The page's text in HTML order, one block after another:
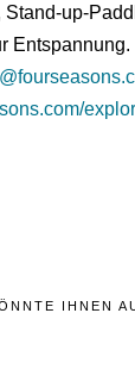
Stand-up-
Entspannung.
IHNEN